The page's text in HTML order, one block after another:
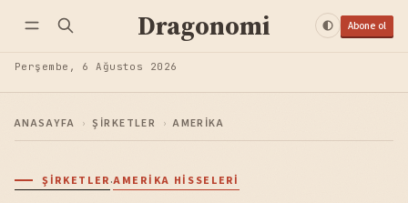
Dragonomi Abone ol
Perşembe, 6 Ağustos 2026
ANASAYFA › ŞIRKETLER › AMERIKA
ŞIRKETLER·AMERIKA HISSELERI